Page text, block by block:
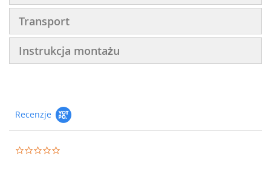
Transport
Instrukcja montażu
Recenzje